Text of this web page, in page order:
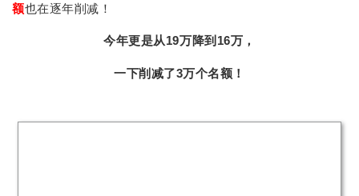
额也在逐年削减！
今年更是从19万降到16万，
一下削减了3万个名额！